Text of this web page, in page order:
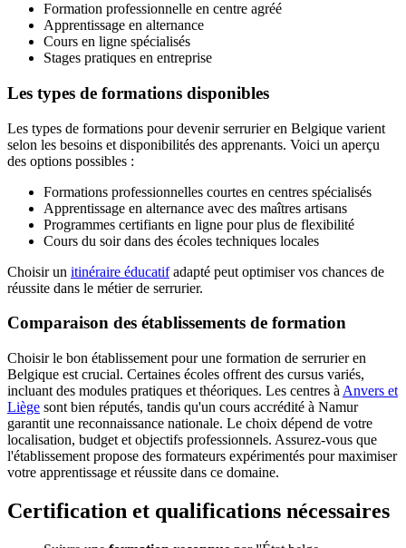
Formation professionnelle en centre agréé
Apprentissage en alternance
Cours en ligne spécialisés
Stages pratiques en entreprise
Les types de formations disponibles
Les types de formations pour devenir serrurier en Belgique varient
selon les besoins et disponibilités des apprenants. Voici un aperçu
des options possibles :
Formations professionnelles courtes en centres spécialisés
Apprentissage en alternance avec des maîtres artisans
Programmes certifiants en ligne pour plus de flexibilité
Cours du soir dans des écoles techniques locales
Choisir un itinéraire éducatifadapté peut optimiser vos chances de
réussite dans le métier de serrurier.
Comparaison des établissements de formation
Choisir le bon établissement pour une formation de serrurier en
Belgique est crucial. Certaines écoles offrent des cursus variés,
incluant des modules pratiques et théoriques. Les centres à Anvers et
Liège sont bien réputés, tandis qu'un cours accrédité à Namur
garantit une reconnaissance nationale. Le choix dépend de votre
localisation, budget et objectifs professionnels. Assurez-vous que
l'établissement propose des formateurs expérimentés pour maximiser
votre apprentissage et réussite dans ce domaine.
Certification et qualifications nécessaires